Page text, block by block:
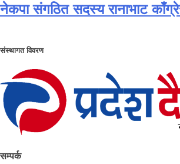
नेकपा संगठित सदस्य रानाभाट
संस्थागत विवरण
सम्पर्क